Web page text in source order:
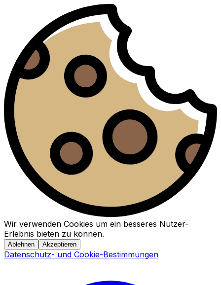
Wir verwenden Cookies um ein besseres Nutzer-
Erlebnis bieten zu können.
Ablehnen Akzeptieren
Datenschutz- und Cookie-Bestimmungen